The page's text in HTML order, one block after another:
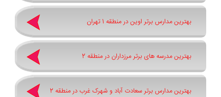
بهترین مدارس برتر اوین در منطقه 1 تهران
بهترین مدرسه های برتر مرزداران در منطقه 2
بهترین مدارس برتر سعادت آباد و شهرک غرب در منطقه 2